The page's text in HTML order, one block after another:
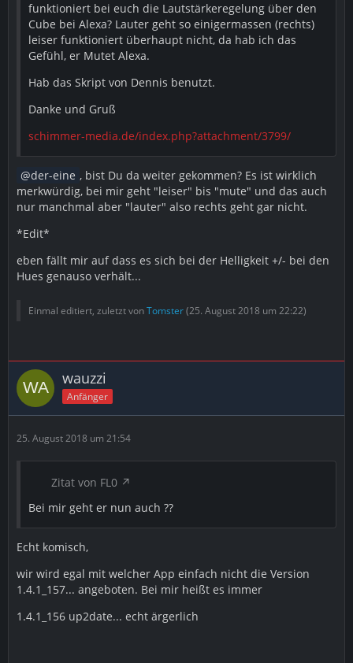
funktioniert bei euch die Lautstärkeregelung über den
Cube bei Alexa? Lauter geht so einigermassen (rechts)
leiser funktioniert überhaupt nicht, da hab ich das
Gefühl, er Mutet Alexa.
Hab das Skript von Dennis benutzt.
Danke und Gruß
schimmer-media.de/index.php?attachment/3799/
der-eine , bist Du da weiter gekommen? Es ist wirklich
merkwürdig, bei mir geht "leiser" bis "mute" und das auch
nur manchmal aber "lauter" also rechts geht gar nicht.
*Edit*
eben fällt mir auf dass es sich bei der Helligkeit +/- bei den
Hues genauso verhält...
Einmal editiert, zuletzt vonTomster(25. August 2018 um 22:22)
wauzzi
Anfänger
25. August 2018 um 21:54
Zitat von FL0
Bei mir geht er nun auch ??
Echt komisch,
wir wird egal mit welcher App einfach nicht die Version
1.4.1_157... angeboten. Bei mir heißt es immer
1.4.1_156 up2date... echt ärgerlich